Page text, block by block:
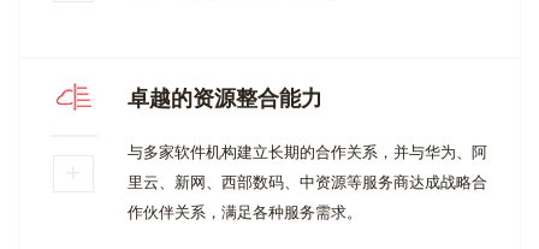
卓越的资源整合能力
与多家软件机构建立长期的合作关系，并与华为、阿
里云、新网、西部数码、中资源等服务商达成战略合
作伙伴关系，满足各种服务需求。